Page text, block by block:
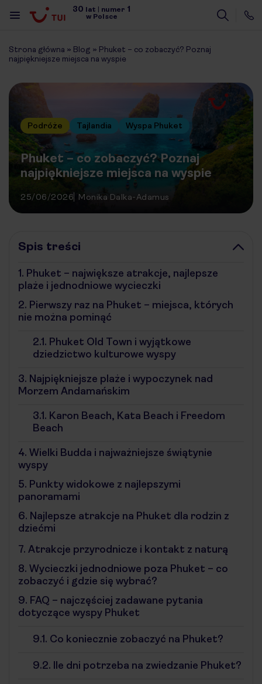
30 lat | numer 1
w Polsce
Strona główna » Blog » Phuket – co zobaczyć? Poznaj
najpiękniejsze miejsca na wyspie
Podróże Tajlandia Wyspa Phuket
Phuket – co zobaczyć? Poznaj
najpiękniejsze miejsca na wyspie
25/06/2026 Monika Dalka-Adamus
Spis treści
1. Phuket – największe atrakcje, najlepsze
plaże i jednodniowe wycieczki
2. Pierwszy raz na Phuket – miejsca, których
nie można pominąć
2.1. Phuket Old Town i wyjątkowe
dziedzictwo kulturowe wyspy
3. Najpiękniejsze plaże i wypoczynek nad
Morzem Andamańskim
3.1. Karon Beach, Kata Beach i Freedom
Beach
4. Wielki Budda i najważniejsze świątynie
wyspy
5. Punkty widokowe z najlepszymi
panoramami
6. Najlepsze atrakcje na Phuket dla rodzin z
dziećmi
7. Atrakcje przyrodnicze i kontakt z naturą
8. Wycieczki jednodniowe poza Phuket – co
zobaczyć i gdzie się wybrać?
9. FAQ – najczęściej zadawane pytania
dotyczące wyspy Phuket
9.1. Co koniecznie zobaczyć na Phuket?
9.2. Ile dni potrzeba na zwiedzanie Phuket?